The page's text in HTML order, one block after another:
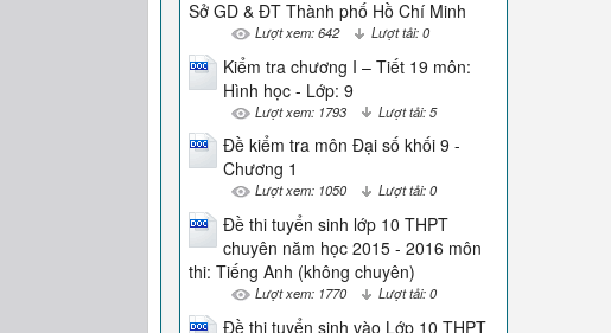
Sở GD & ĐT Thành phố Hồ Chí Minh
Lượt xem: 642 Lượt tải: 0
Kiểm tra chương I – Tiết 19 môn:
Hình học - Lớp: 9
Lượt xem: 1793 Lượt tải: 5
Đề kiểm tra môn Đại số khối 9 -
Chương 1
Lượt xem: 1050 Lượt tải: 0
Đề thi tuyển sinh lớp 10 THPT
chuyên năm học 2015 - 2016 môn
thi: Tiếng Anh (không chuyên)
Lượt xem: 1770 Lượt tải: 0
Đề thi tuyển sinh vào Lớp 10 THPT